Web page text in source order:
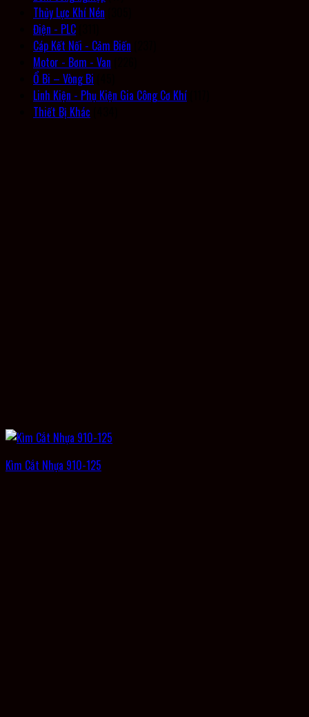
Thủy Lực Khí Nén
Điện - PLC
Cáp Kết Nối - Cảm Biến
Motor - Bơm - Van
Ổ Bi – Vòng Bi
Linh Kiện - Phụ Kiện Gia Công Cơ Khí
Thiết Bị Khác
Kìm Cắt Nhựa 910-125